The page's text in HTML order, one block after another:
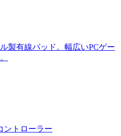
製有線パッド。幅広いPCゲー
ントローラー